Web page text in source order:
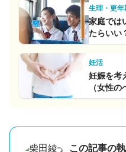
生理・更
家庭では
たらいい
妊活
妊娠を考
（女性の
この記事の